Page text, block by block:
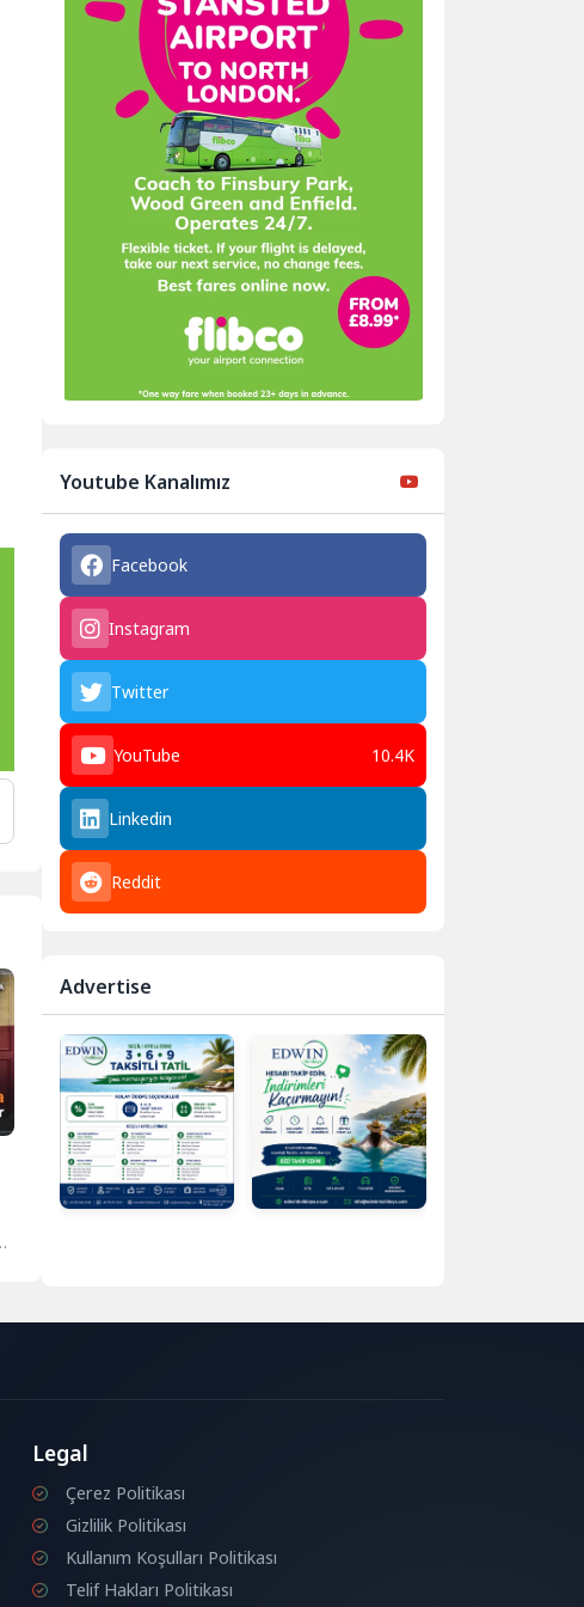
Youtube Kanalımız
Facebook
Instagram
Twitter
YouTube 10.4K
Linkedin
Reddit
Advertise
Legal
Çerez Politikası
Gizlilik Politikası
Kullanım Koşulları Politikası
Telif Hakları Politikası